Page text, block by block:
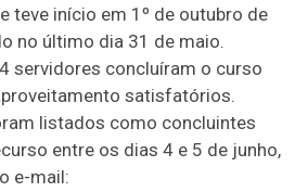
teve início em 1º de outubro de
no último dia 31 de maio.
servidores concluíram o curso
satisfatórios.
listados como concluintes
entre os dias 4 e 5 de junho,
e-mail: